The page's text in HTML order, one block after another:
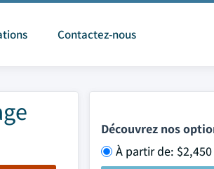
Contactez-nous
Découvrez nos
À partir de: $2,450